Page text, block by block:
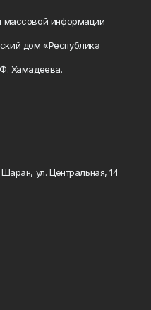
массовой информации
дом «Республика
Хамадеева.
ул. Центральная, 14